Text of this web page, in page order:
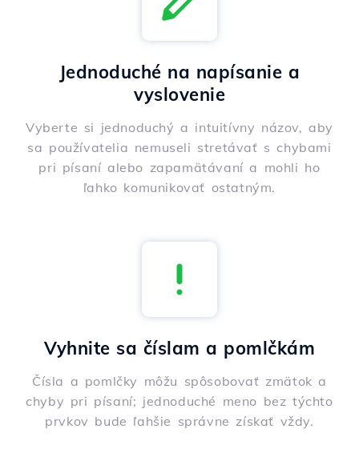
Jednoduché na napísanie a
vyslovenie
Vyberte si jednoduchý a intuitívny názov, aby
sa používatelia nemuseli stretávať s chybami
pri písaní alebo zapamätávaní a mohli ho
ľahko komunikovať ostatným.
Vyhnite sa číslam a pomlčkám
Čísla a pomlčky môžu spôsobovať zmätok a
chyby pri písaní; jednoduché meno bez týchto
prvkov bude ľahšie správne získať vždy.